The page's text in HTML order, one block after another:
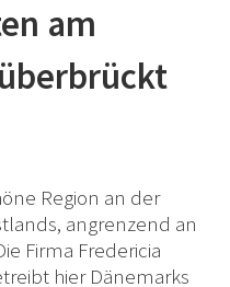
am
Region an der
angrenzend an
Firma Fredericia
hier Dänemarks